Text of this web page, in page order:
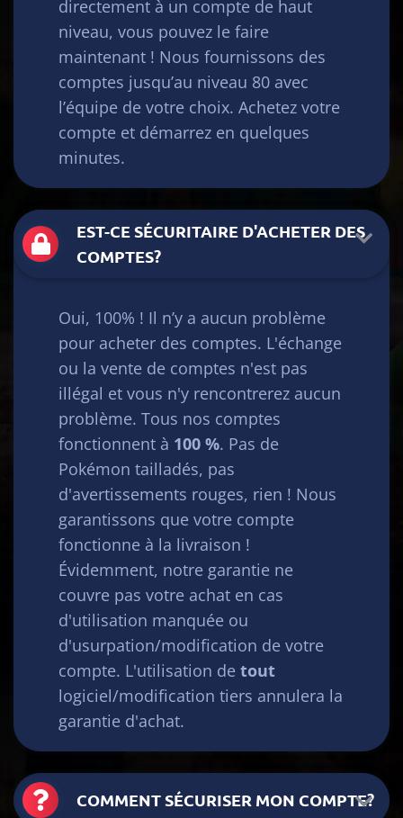
directement à un compte de haut
niveau, vous pouvez le faire
maintenant ! Nous fournissons des
comptes jusqu’au niveau 80 avec
l’équipe de votre choix. Achetez votre
compte et démarrez en quelques
minutes.
EST-CE SÉCURITAIRE D'ACHETER DES
COMPTES?
Oui, 100% ! Il n’y a aucun problème
pour acheter des comptes. L'échange
ou la vente de comptes n'est pas
illégal et vous n'y rencontrerez aucun
problème. Tous nos comptes
fonctionnent à 100 %. Pas de
Pokémon tailladés, pas
d'avertissements rouges, rien ! Nous
garantissons que votre compte
fonctionne à la livraison !
Évidemment, notre garantie ne
couvre pas votre achat en cas
d'utilisation manquée ou
d'usurpation/modification de votre
compte. L'utilisation de tout
logiciel/modification tiers annulera la
garantie d'achat.
COMMENT SÉCURISER MON COMPTE?